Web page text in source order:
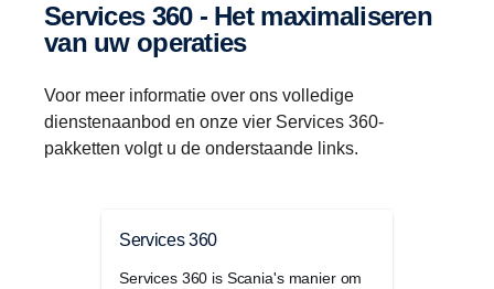
Services 360 - Het maximaliseren
van uw operaties
Voor meer informatie over ons volledige
dienstenaanbod en onze vier Services 360-
pakketten volgt u de onderstaande links.
Services 360
Services 360 is Scania's manier om